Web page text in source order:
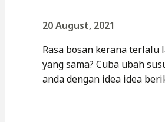
20 August, 2021
Rasa bosan kerana terlalu
yang sama? Cuba ubah
anda dengan idea idea